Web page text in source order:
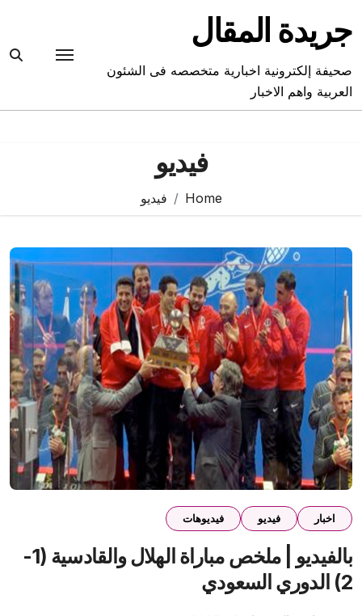
content
جريدة المقال
صحيفة إلكترونية اخبارية متخصصه فى الشئون
العربية واهم الاخبار
فيديو
Home فيديو
اخبار فيديو فيديوهات
بالفيديو | ملخص مباراة الهلال والقادسية (1-
2) الدوري السعودي